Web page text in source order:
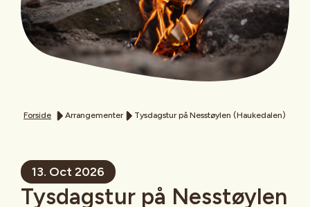
Forside Arrangementer Tysdagstur på Nesstøylen (Haukedalen)
13. Oct 2026
Tysdagstur på Nesstøylen